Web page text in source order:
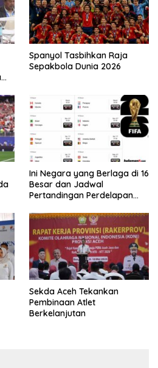
Spanyol Tasbihkan Raja
Sepakbola Dunia 2026
Ini Negara yang Berlaga di 16
Besar dan Jadwal
Pertandingan Perdelapan
Sekda Aceh Tekankan
Pembinaan Atlet
Berkelanjutan